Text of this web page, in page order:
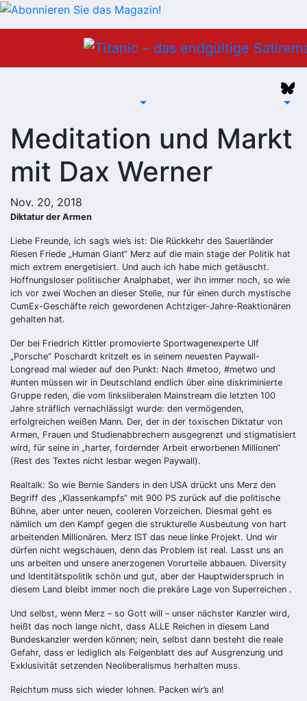
Meditation und Markt
mit Dax Werner
Nov. 20, 2018
Diktatur der Armen
Liebe Freunde, ich sag’s wie’s ist: Die Rückkehr des Sauerländer
Riesen Friede „Human Giant“ Merz auf die main stage der Politik hat
mich extrem energetisiert. Und auch ich habe mich getäuscht.
Hoffnungsloser politischer Analphabet, wer ihn immer noch, so wie
ich vor zwei Wochen an dieser Stelle, nur für einen durch mystische
CumEx-Geschäfte reich gewordenen Achtziger-Jahre-Reaktionären
gehalten hat.
Der bei Friedrich Kittler promovierte Sportwagenexperte Ulf
„Porsche“ Poschardt kritzelt es in seinem neuesten Paywall-
Longread mal wieder auf den Punkt: Nach #metoo, #metwo und
#unten müssen wir in Deutschland endlich über eine diskriminierte
Gruppe reden, die vom linksliberalen Mainstream die letzten 100
Jahre sträflich vernachlässigt wurde: den vermögenden,
erfolgreichen weißen Mann. Der, der in der toxischen Diktatur von
Armen, Frauen und Studienabbrechern ausgegrenzt und stigmatisiert
wird, für seine in „harter, fordernder Arbeit erworbenen Millionen“
(Rest des Textes nicht lesbar wegen Paywall).
Realtalk: So wie Bernie Sanders in den USA drückt uns Merz den
Begriff des „Klassenkampfs“ mit 900 PS zurück auf die politische
Bühne, aber unter neuen, cooleren Vorzeichen. Diesmal geht es
nämlich um den Kampf gegen die strukturelle Ausbeutung von hart
arbeitenden Millionären. Merz IST das neue linke Projekt. Und wir
dürfen nicht wegschauen, denn das Problem ist real. Lasst uns an
uns arbeiten und unsere anerzogenen Vorurteile abbauen. Diversity
und Identitätspolitik schön und gut, aber der Hauptwiderspruch in
diesem Land bleibt immer noch die prekäre Lage von Superreichen .
Und selbst, wenn Merz – so Gott will – unser nächster Kanzler wird,
heißt das noch lange nicht, dass ALLE Reichen in diesem Land
Bundeskanzler werden können; nein, selbst dann besteht die reale
Gefahr, dass er lediglich als Feigenblatt des auf Ausgrenzung und
Exklusivität setzenden Neoliberalismus herhalten muss.
Reichtum muss sich wieder lohnen. Packen wir’s an!